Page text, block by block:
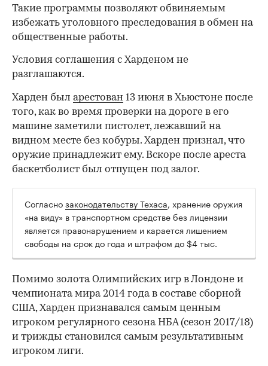
Такие программы позволяют обвиняемым
избежать уголовного преследования в обмен на
общественные работы.
Условия соглашения с Харденом не
разглашаются.
00:00 / 00:00
Харден был арестован 13 июня в Хьюстоне после
того, как во время проверки на дороге в его
машине заметили пистолет, лежавший на
видном месте без кобуры. Харден признал, что
оружие принадлежит ему. Вскоре после ареста
баскетболист был отпущен под залог.
Согласнозаконодательству Техаса, хранение оружия
«на виду» в транспортном средстве без лицензии
является правонарушением и карается лишением
свободы на срок до года и штрафом до $4 тыс.
Помимо золота Олимпийских игр в Лондоне и
чемпионата мира 2014 года в составе сборной
США, Харден признавался самым ценным
игроком регулярного сезона НБА (сезон 2017/18)
и трижды становился самым результативным
игроком лиги.